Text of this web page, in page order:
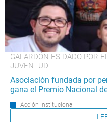
GALARDÓN ES DADO POR
JUVENTUD
Asociación fundada por
gana el Premio Nacional
Acción Institucional